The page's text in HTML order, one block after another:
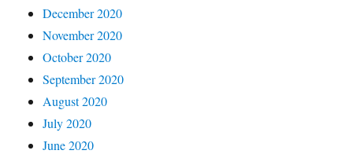
December 2020
November 2020
October 2020
September 2020
August 2020
July 2020
June 2020